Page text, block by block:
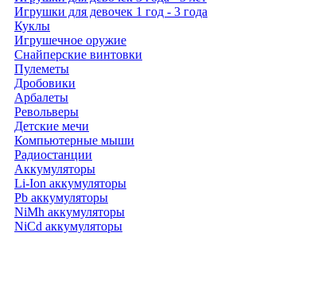
Игрушки для девочек 1 год - 3 года
Куклы
Игрушечное оружие
Снайперские винтовки
Пулеметы
Дробовики
Арбалеты
Револьверы
Детские мечи
Компьютерные мыши
Радиостанции
Аккумуляторы
Li-Ion аккумуляторы
Pb аккумуляторы
NiMh аккумуляторы
NiCd аккумуляторы